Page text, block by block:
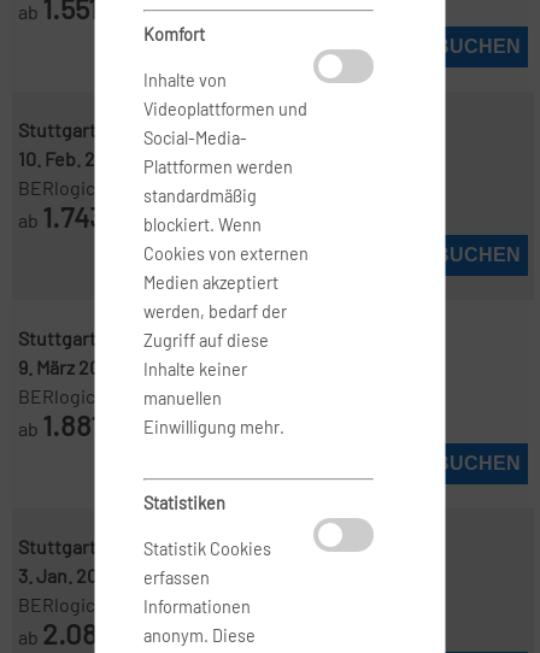
ab 1.551
JETZT BUCHEN
Stuttgart ( STR )- Brisbane ( BNE )
10. Feb. 2027
10. März 2027
BERlogic
ab 1.743
JETZT BUCHEN
Stuttgart ( STR )-Brisbane ( BNE )
9. März 2027
1. Apr. 2027
BERlogic
ab 1.881
JETZT BUCHEN
Stuttgart ( STR )-Brisbane ( BNE )
3. Jan. 2027
25. Jan. 2027
BERlogic
ab 2.083
Komfort
Inhalte von
Videoplattformen und
Social-Media-
Plattformen werden
standardmäßig
blockiert. Wenn
Cookies von externen
Medien akzeptiert
werden, bedarf der
Zugriff auf diese
Inhalte keiner
manuellen
Einwilligung mehr.
Statistiken
Statistik Cookies
erfassen
Informationen
anonym. Diese